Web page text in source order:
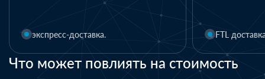
Что может повлиять на стоимость
FTL доставка